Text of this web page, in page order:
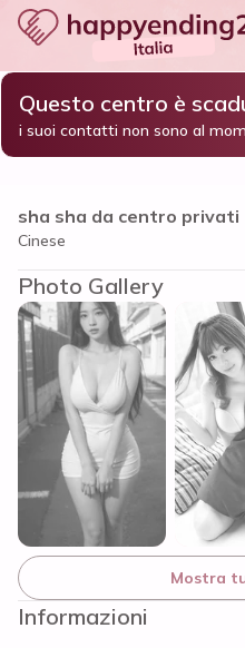
Home / Valle daosta / Aosta
Questo centro è
i suoi contatti non sono al
sha sha da centro privati
Cinese
Photo Gallery
Mostra
Informazioni